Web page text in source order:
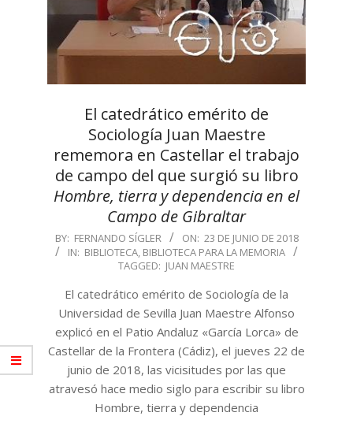
El catedrático emérito de
Sociologí­a Juan Maestre
rememora en Castellar el trabajo
de campo del que surgió su libro
Hombre, tierra y dependencia en el
Campo de Gibraltar
2018-
06-
BY: FERNANDO SÍGLER ON: 23 DE JUNIO DE 2018
IN: BIBLIOTECA BIBLIOTECA PARA LA MEMORIA
TAGGED: JUAN MAESTRE
El catedrático emérito de Sociologí­a de la
Universidad de Sevilla Juan Maestre Alfonso
explicó en el Patio Andaluz «Garcí­a Lorca» de
Castellar de la Frontera (Cádiz), el jueves 22 de
junio de 2018, las vicisitudes por las que
atravesó hace medio siglo para escribir su libro
Hombre, tierra y dependencia